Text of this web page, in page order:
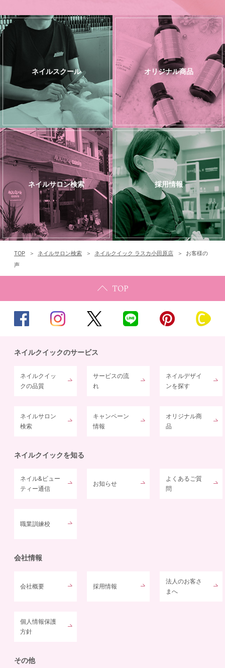
ネイルスクール オリジナル商品
ネイルサロン検索 採用情報
TOP ネイルサロン検索 ネイルクイック ラスカ小田原店
お客様の
声
ネイルクイックのサービス
ネイルクイッ
クの品質
サービスの流
れ
ネイルデザイ
ンを探す
ネイルサロン
検索
キャンペーン
情報
オリジナル商
品
ネイルクイックを知る
ネイル&ビュー
ティー通信
お知らせ
よくあるご質
問
職業訓練校
会社情報
会社概要 採用情報
法人のお客さ
まへ
個人情報保護
方針
その他